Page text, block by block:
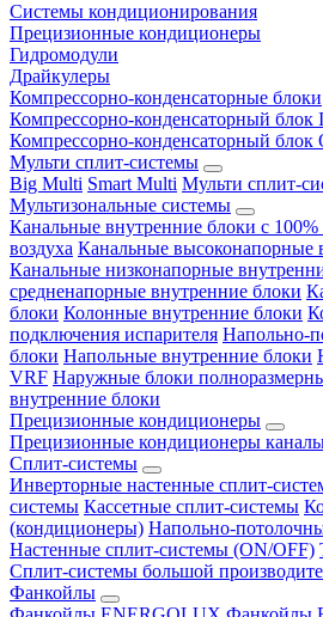
Системы кондиционирования
Прецизионные кондиционеры
Гидромодули
Драйкулеры
Компрессорно-конденсаторные блоки
Компрессорно-конденсаторный блок
Компрессорно-конденсаторный блок
Мульти сплит-системы
Big Multi Smart Multi Мульти сплит-
Мультизональные системы
Канальные внутренние блоки с
воздуха Канальные высоконапорные
Канальные низконапорные
средненапорные внутренние блоки
блоки Колонные внутренние блоки
подключения испарителя Напольно-
блоки Напольные внутренние блоки
VRF Наружные блоки
внутренние блоки
Прецизионные кондиционеры
Прецизионные кондиционеры
Сплит-системы
Инверторные настенные сплит-
системы Кассетные сплит-системы
(кондиционеры) Напольно-
Настенные сплит-системы (ON/OFF)
Сплит-системы большой
Фанкойлы